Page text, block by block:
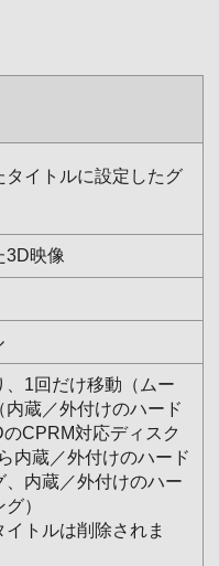
イトルに設定したグ
3D映像
、1回だけ移動（ムー
蔵／外付けのハード
CPRM対応ディスク
内蔵／外付けのハード
内蔵／外付けのハー
）
トルは削除されま